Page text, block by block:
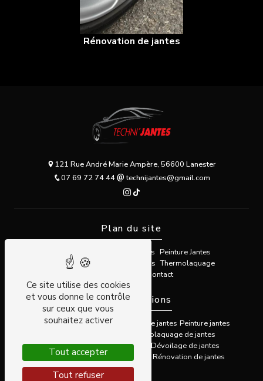
Rénovation de jantes
121 Rue André Marie Ampère, 56600 Lanester
07 69 72 74 44
technijantes@gmail.com
Plan du site
Accueil Rénovation de Jantes Peinture Jantes
Dévoilage / Redressage Jantes Thermolaquage
Contact
Nos prestations
Surfacage diamanté Réparation de jantes Peinture jantes
Thermolaquage de jantes
Thermolaquage toutes pièces
Dévoilage de jantes
Réparation fissure jantes
Jantes Rénovation de jantes
Ce site utilise des cookies
et vous donne le contrôle
sur ceux que vous
souhaitez activer
Tout accepter
Tout refuser